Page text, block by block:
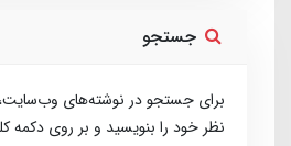
جستجو
برای جستجو در نوشته‌های
نظر خود را بنویسید و بر روی دکمه